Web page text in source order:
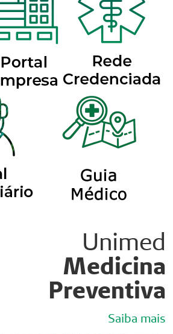
Unimed
Medicina
Preventiva
Saiba mais